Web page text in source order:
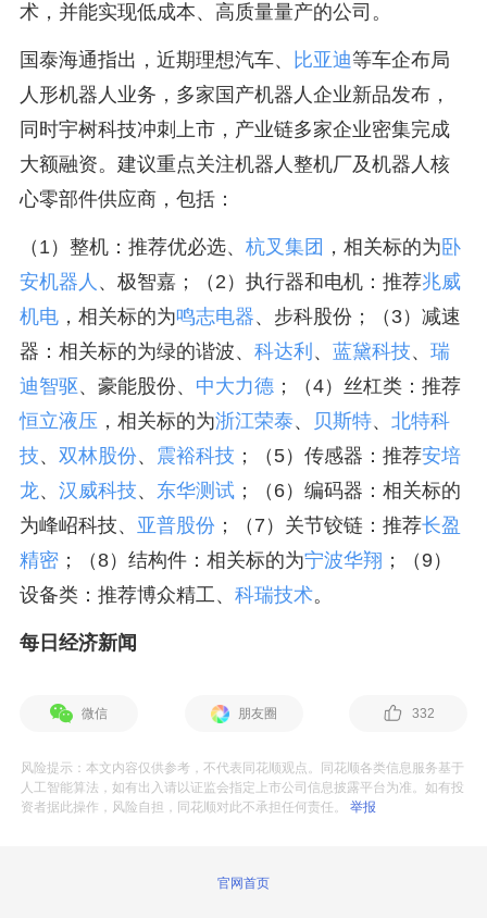
术，并能实现低成本、高质量量产的公司。
国泰海通指出，近期理想汽车、 比亚迪等车企布局
人形机器人业务，多家国产机器人企业新品发布，
同时宇树科技冲刺上市，产业链多家企业密集完成
大额融资。建议重点关注机器人整机厂及机器人核
心零部件供应商，包括：
（1）整机：推荐优必选、 杭叉集团 ，相关标的为卧
安机器人 、极智嘉；（2）执行器和电机：推荐兆威
机电，相关标的为鸣志电器、步科股份；（3）减速
器：相关标的为绿的谐波、 科达利 、 蓝黛科技、 瑞
迪智驱、豪能股份、 中大力德；（4）丝杠类：推荐
恒立液压 ，相关标的为浙江荣泰、 贝斯特、 北特科
技、 双林股份、 震裕科技 ；（5）传感器：推荐安培
龙、 汉威科技、 东华测试；（6）编码器：相关标的
为峰岹科技、 亚普股份；（7）关节铰链：推荐长盈
精密；（8）结构件：相关标的为宁波华翔 ；（9）
设备类：推荐博众精工、 科瑞技术。
每日经济新闻
微信 朋友圈 332
风险提示：本文内容仅供参考，不代表同花顺观点。同花顺各类信息服务基于
人工智能算法，如有出入请以证监会指定上市公司信息披露平台为准。如有投
资者据此操作，风险自担，同花顺对此不承担任何责任。举报
官网首页